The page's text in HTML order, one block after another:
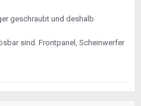
geschraubt und deshalb
sind. Frontpanel, Scheinwerfer